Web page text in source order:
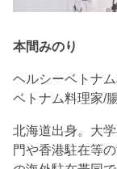
本間みのり
ヘルシーベトナ
ベトナム料理家/
北海道出身。大
門や香港駐在等